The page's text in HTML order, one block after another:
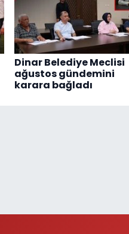
Dinar Belediye Meclisi
ağustos gündemini
karara bağladı